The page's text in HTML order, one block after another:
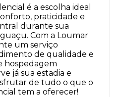
é a escolha ideal
praticidade e
durante sua
Com a Loumar
um serviço
de qualidade e
hospedagem
já sua estadia e
de tudo o que o
tem a oferecer!